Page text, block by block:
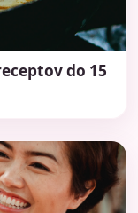
do 15